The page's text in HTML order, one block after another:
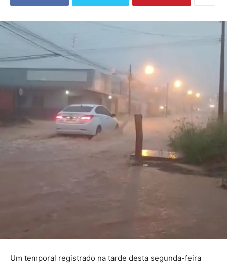
Um temporal registrado na tarde desta segunda-feira